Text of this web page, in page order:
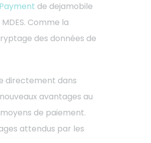
de dejamobile
Comme la
des données de
directement dans
avantages au
de paiement.
attendus par les